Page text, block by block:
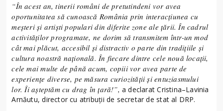
“În acest an, tinerii români de pretutindeni vor avea
oportunitatea să cunoască România prin interacțiunea cu
meșteri și artiști populari din diferite zone ale țării. În cadrul
activităților programate, ne dorim să transmitem într-un mod
cât mai plăcut, accesibil și distractiv o parte din tradițiile și
cultura noastră națională. În fiecare dintre cele nouă locații,
cele mai multe de până acum, copiii vor avea parte de
experiențe diverse, pe măsura curiozității și entuziasmului
lor. Îi așteptăm cu drag în țară!”, a declarat Cristina–Lavinia
Arnăutu, director cu atribuții de secretar de stat al DRP.